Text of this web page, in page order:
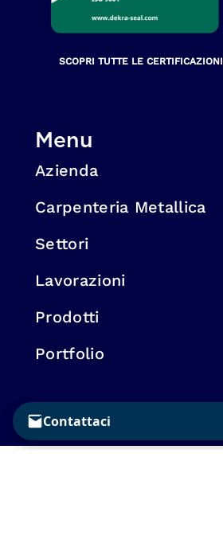
Menu
Azienda
Carpenteria Metallica
Settori
Lavorazioni
Prodotti
Portfolio
SCOPRI TUTTE LE CERTIFICAZIONI
Contattaci